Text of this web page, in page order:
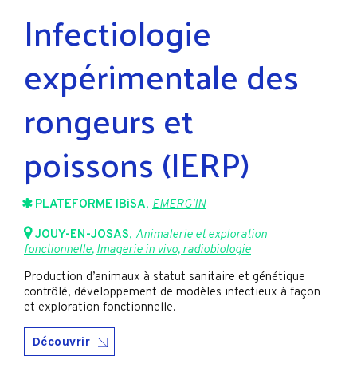
Infectiologie
expérimentale des
rongeurs et
poissons (IERP)
PLATEFORME IBiSA, EMERG'IN
JOUY-EN-JOSAS, Animalerie et exploration
fonctionnelle, Imagerie in vivo, radiobiologie
Production d’animaux à statut sanitaire et génétique
contrôlé, développement de modèles infectieux à façon
et exploration fonctionnelle.
Découvrir